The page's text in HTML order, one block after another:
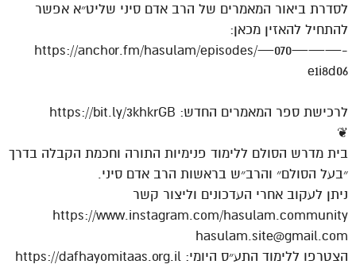
לסדרת ביאור המאמרים של הרב אדם סיני שליט״א אפשר
להתחיל להאזין מכאן:
https://anchor.fm/hasulam/episodes/—070———-
e1i8d06
לרכישת ספר המאמרים החדש: https://bit.ly/3khkrGB
❦
בית מדרש הסולם ללימוד פנימיות התורה וחכמת הקבלה בדרך
״בעל הסולם״ והרב״ש בראשות הרב אדם סיני.
ניתן לעקוב אחרי העדכונים וליצור קשר
https://www.instagram.com/hasulam.community
hasulam.site@gmail.com
הצטרפו ללימוד התע״ס היומי: https://dafhayomitaas.org.il